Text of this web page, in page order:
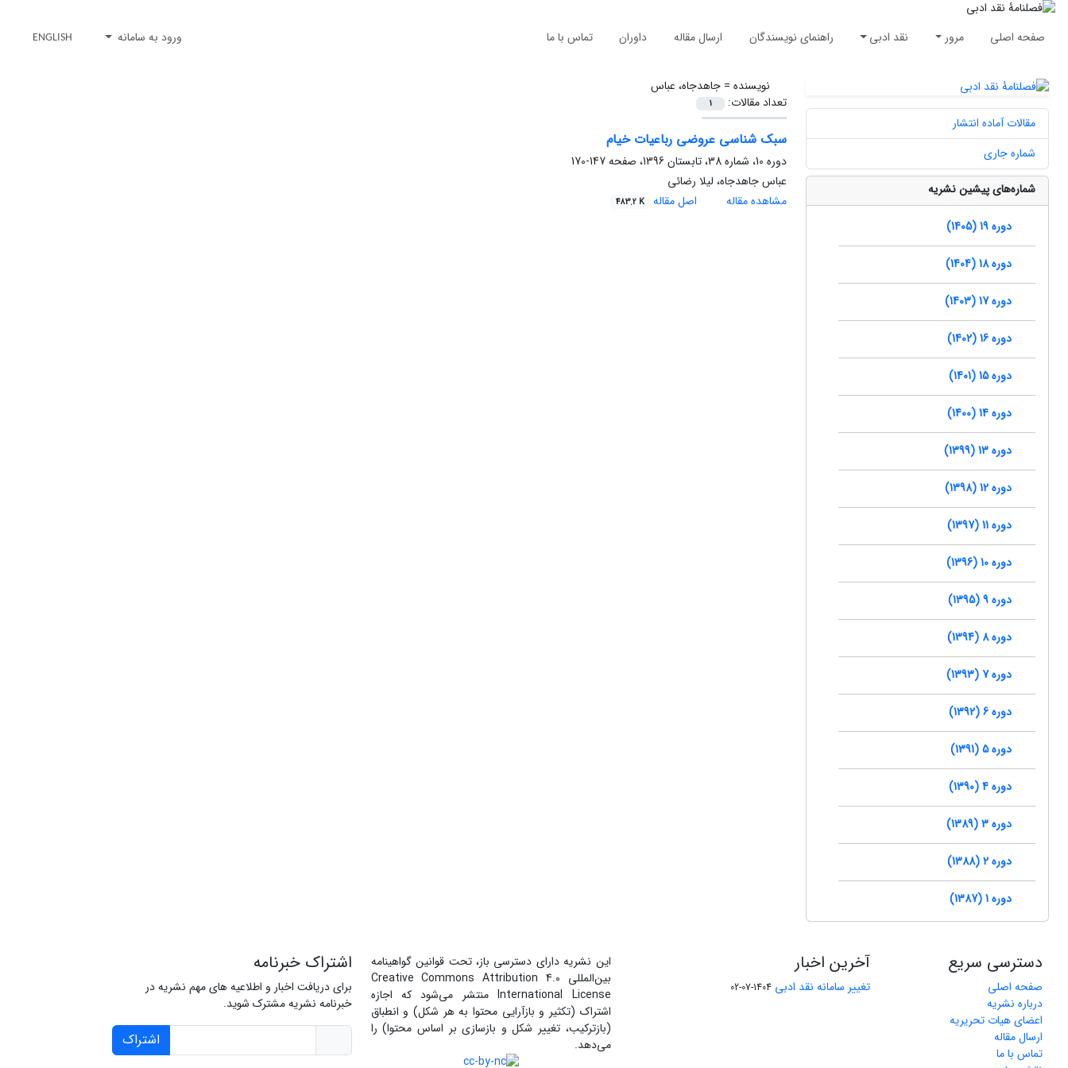
صفحه اصلی مرور نقد ادبی راهنمای نویسندگان ارسال مقاله داوران تماس با ما ورود به سامانه ENGLISH
نویسنده =جاهدجاه، عباس
تعداد مقالات:
1
سبک شناسی عروضی رباعیات خیام
دوره 10، شماره 38، تابستان 1396، صفحه
147-170
عباس جاهدجاه، لیلا رضائی
مشاهده مقاله
اصل مقاله 483.2 K
مقالات آماده انتشار
شماره جاری
شماره‌های پیشین نشریه
دوره 19 (1405)
دوره 18 (1404)
دوره 17 (1403)
دوره 16 (1402)
دوره 15 (1401)
دوره 14 (1400)
دوره 13 (1399)
دوره 12 (1398)
دوره 11 (1397)
دوره 10 (1396)
دوره 9 (1395)
دوره 8 (1394)
دوره 7 (1393)
دوره 6 (1392)
دوره 5 (1391)
دوره 4 (1390)
دوره 3 (1389)
دوره 2 (1388)
دوره 1 (1387)
دسترسی سریع
صفحه اصلی
درباره نشریه
اعضای هیات تحریریه
ارسال مقاله
تماس با ما
آخرین اخبار
تغییر سامانه نقد ادبی 1404-07-02
این نشریه دارای دسترسی باز، تحت قوانین گواهینامه
بین‌المللی Creative Commons Attribution 4.0
International License منتشر می‌شود که اجازه
اشتراک (تکثیر و بازآرایی محتوا به هر شکل) و انطباق
(بازترکیب، تغییر شکل و بازسازی بر اساس محتوا) را
می‌دهد.
اشتراک خبرنامه
برای دریافت اخبار و اطلاعیه های مهم نشریه در
خبرنامه نشریه مشترک شوید.
اشتراک